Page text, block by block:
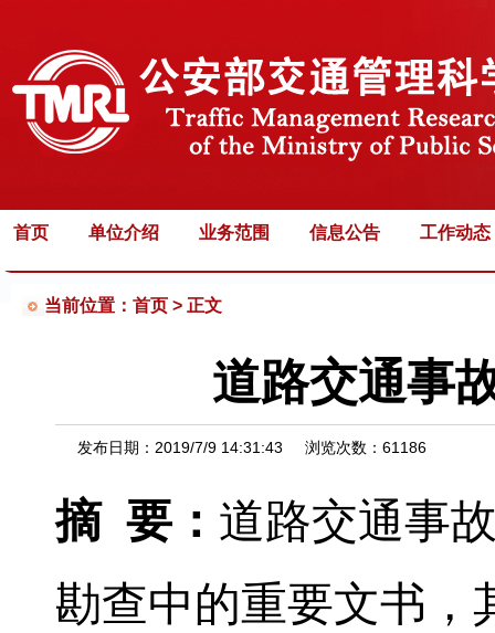
首页 单位介绍 业务范围 信息公告 工作动态
当前位置：首页 > 正文
道路交通事
发布日期： 2019/7/9 14:31:43 浏览次数： 61186
摘 要： 道路交通事
勘查中的重要文书，